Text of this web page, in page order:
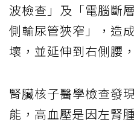
波檢查」及「電腦斷
側輸尿管狹窄」，造
壞，並延伸到右側腰
腎臟核子醫學檢查發
能，高血壓是因左腎